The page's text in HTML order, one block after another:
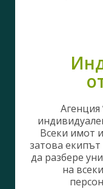
Агенция
Всеки имот
затова
да разбере
на